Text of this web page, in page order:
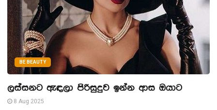
BE BEAUTY
ලස්සනට ඇඳලා පිරිසුදුව ඉන්න ආස ඔයාට
8 Aug 2025